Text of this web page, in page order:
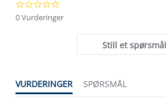
star
0 Vurderinger
Still et spørsmål
VURDERINGER SPØRSMÅL
Kundeservice
Kundeklubb
Klima og miljø
1% til samfunnet
Trelagsprinsippet barn
Alt du trenger til Norgesferien
Gravidklær